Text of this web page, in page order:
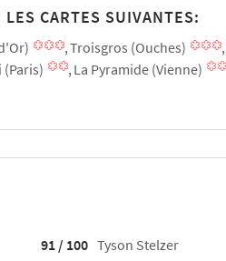
CARTES SUIVANTES:
Troisgros (Ouches)
(Paris)
La Pyramide (Vienne)
91 / 100 Tyson Stelzer